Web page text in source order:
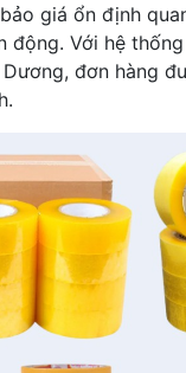
giá ổn định
động. Với hệ
đơn hàng